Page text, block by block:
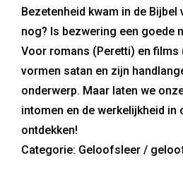
Bezetenheid kwam in de Bijbel
nog? Is bezwering een goede
Voor romans (Peretti) en films
vormen satan en zijn
onderwerp. Maar laten we
intomen en de werkelijkheid in
ontdekken!
Categorie: Geloofsleer /